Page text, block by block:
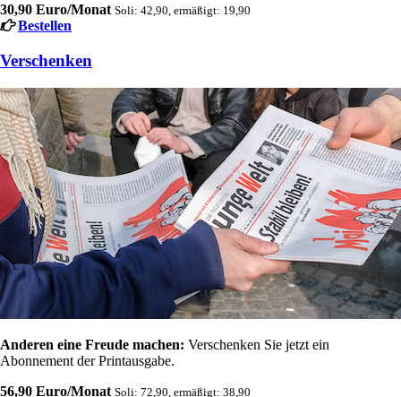
30,90 Euro/Monat Soli: 42,90, ermäßigt: 19,90
Bestellen
Verschenken
Anderen eine Freude machen: Verschenken Sie jetzt ein
Abonnement der Printausgabe.
56,90 Euro/Monat Soli: 72,90, ermäßigt: 38,90